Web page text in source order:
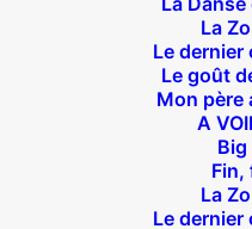
La
Le dernier
Le goût
Mon père
A
Fin,
La
Le dernier